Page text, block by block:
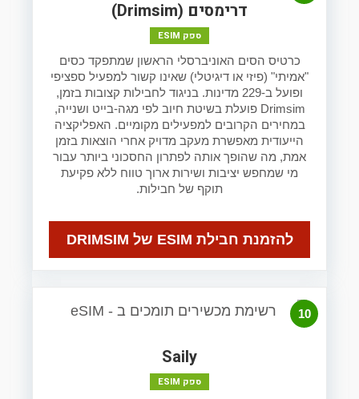
דרימסים (Drimsim)
ספק ESIM
כרטיס הסים האוניברסלי הראשון שמתפקד כסים
"אמיתי" (פיזי או דיגיטלי) שאינו קשור למפעיל ספציפי
ופועל ב-229 מדינות. בניגוד לחבילות קצובות בזמן,
Drimsim פועלת בשיטת חיוב לפי מגה-בייט ושנייה,
במחירים הקרובים למפעילים מקומיים. האפליקציה
הייעודית מאפשרת מעקב מדויק אחרי הוצאות בזמן
אמת, מה שהופך אותה לפתרון החסכוני ביותר עבור
מי שמחפש יציבות ושירות ארוך טווח ללא פקיעת
תוקף של חבילות.
להזמנת חבילת ESIM של DRIMSIM
10
Saily
ספק ESIM